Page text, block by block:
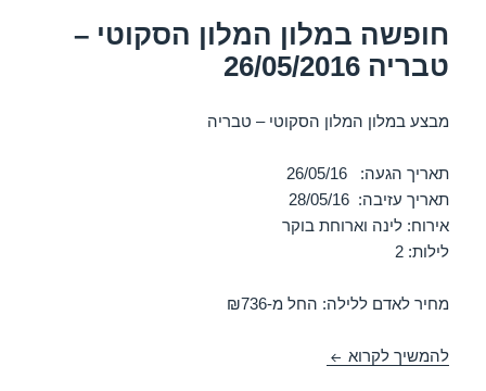
חופשה במלון המלון הסקוטי –
טבריה 26/05/2016
מבצע במלון המלון הסקוטי – טבריה
תאריך הגעה: 26/05/16
תאריך עזיבה: 28/05/16
אירוח: לינה וארוחת בוקר
לילות: 2
מחיר לאדם ללילה: החל מ-₪736
להמשיך לקרוא חופשה במלון המלון הסקוטי – טבריה 26/05/2016